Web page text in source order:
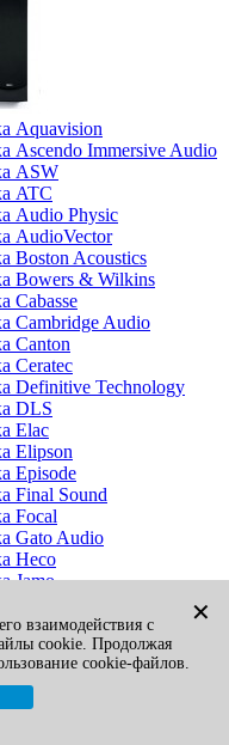
Aquavision
Ascendo Immersive Audio
ASW
ATC
Audio Physic
AudioVector
Boston Acoustics
Bowers & Wilkins
Cabasse
Cambridge Audio
Canton
Ceratec
Definitive Technology
DLS
Elac
Elipson
Episode
Final Sound
Focal
Gato Audio
Heco
Jamo
Klipsch
Legacy
M&K Sound
Martin Logan
McIntosh
✕
взаимодействия с
cookie. Продолжая
cookie-файлов.